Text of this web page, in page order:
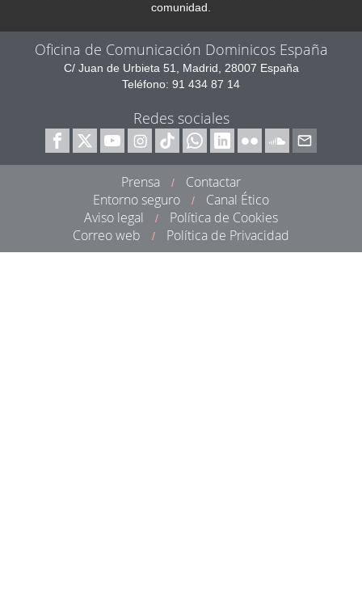
comunidad.
Oficina de Comunicación Dominicos España
C/ Juan de Urbieta 51, Madrid, 28007 España
Teléfono: 91 434 87 14
Redes sociales
Prensa /
Contactar
Entorno seguro
/
Canal Ético
Aviso legal
/
Política de Cookies
Correo web
/ Política de Privacidad